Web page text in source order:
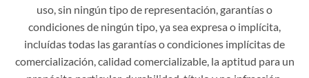
uso, sin ningún tipo de representación, garantías o
condiciones de ningún tipo, ya sea expresa o implícita,
incluídas todas las garantías o condiciones implícitas de
comercialización, calidad comercializable, la aptitud para un